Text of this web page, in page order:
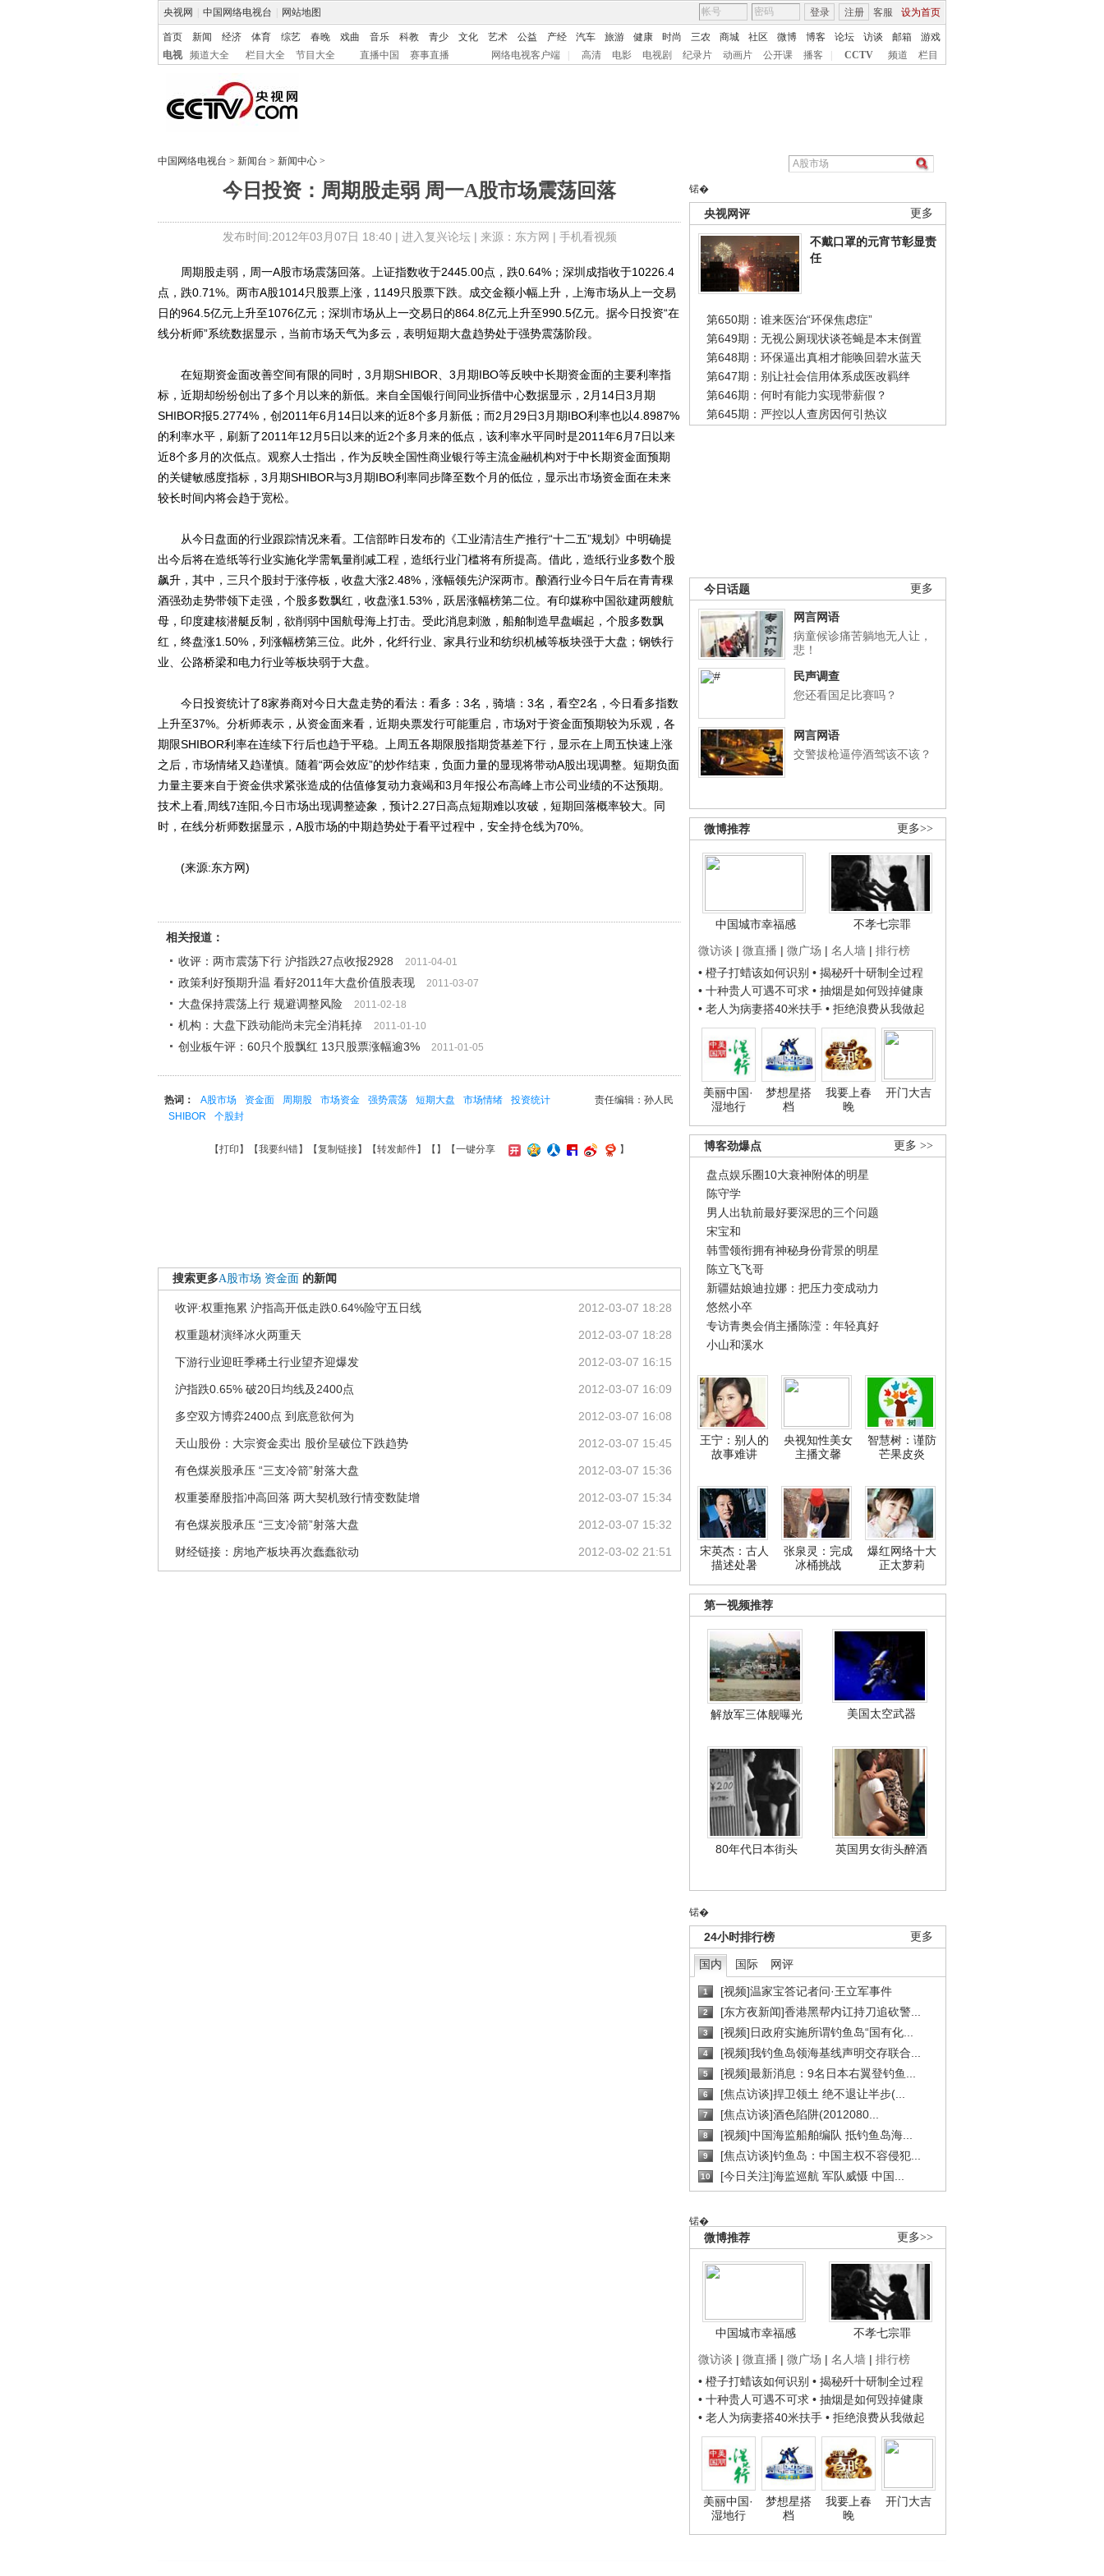
央视网 中国网络电视台 网站地图 客服 设为首页
登录 注册
首页 新闻 经济 体育 综艺 春晚 戏曲 音乐 科教 青少 文化 艺术 公益 产经 汽车 旅游 健康 时尚 三农 商城 社区 微博 博客 论坛 访谈 邮箱
游戏
电视
频道大全 栏目大全 节目大全 直播中国 赛事直播 网络电视客户端 高清 电影 电视剧 纪录片 动画片 公开课 播客 CCTV 频道 栏目
中国网络电视台 > 新闻台 > 新闻中心 >
今日投资：周期股走弱 周一A股市场震荡回落
发布时间:2012年03月07日 18:40 | 进入复兴论坛| 来源：东方网 | 手机看视频
锘�
更多
央视网评
不戴口罩的元宵节彰显责
任
第650期：谁来医治“环保焦虑症”
第649期：无视公厕现状谈苍蝇是本末倒置
第648期：环保逼出真相才能唤回碧水蓝天
第647期：别让社会信用体系成医改羁绊
第646期：何时有能力实现带薪假？
第645期：严控以人查房因何引热议
更多
今日话题
网言网语
病童候诊痛苦躺地无人让，
悲！
民声调查
您还看国足比赛吗？
网言网语
交警拔枪逼停酒驾该不该？
更多>>
微博推荐
中国城市幸福感
不孝七宗罪
微访谈 | 微直播 | 微广场 | 名人墙 | 排行榜
• 橙子打蜡该如何识别 • 揭秘歼十研制全过程
• 十种贵人可遇不可求 • 抽烟是如何毁掉健康
• 老人为病妻搭40米扶手 • 拒绝浪费从我做起
美丽中国·
湿地行
梦想星搭
档
我要上春
晚
开门大吉
更多 >>
博客劲爆点
盘点娱乐圈10大衰神附体的明星
陈守学
男人出轨前最好要深思的三个问题
宋宝和
韩雪领衔拥有神秘身份背景的明星
陈立飞飞哥
新疆姑娘迪拉娜：把压力变成动力
悠然小卒
专访青奥会俏主播陈滢：年轻真好
小山和溪水
王宁：别人的
故事难讲
央视知性美女
主播文馨
智慧树：谨防
芒果皮炎
宋英杰：古人
描述处暑
张泉灵：完成
冰桶挑战
爆红网络十大
正太萝莉
第一视频推荐
解放军三体舰曝光 美国太空武器
80年代日本街头 英国男女街头醉酒
锘�
更多
24小时排行榜
国内 国际 网评
1 [视频]温家宝答记者问·王立军事件
2 [东方夜新闻]香港黑帮内讧持刀追砍警...
3 [视频]日政府实施所谓钓鱼岛“国有化...
4 [视频]我钓鱼岛领海基线声明交存联合...
5 [视频]最新消息：9名日本右翼登钓鱼...
6 [焦点访谈]捍卫领土 绝不退让半步(...
7 [焦点访谈]酒色陷阱(2012080...
8 [视频]中国海监船舶编队 抵钓鱼岛海...
9 [焦点访谈]钓鱼岛：中国主权不容侵犯...
10 [今日关注]海监巡航 军队威慑 中国...
锘�
更多>>
微博推荐
中国城市幸福感
不孝七宗罪
微访谈 | 微直播 | 微广场 | 名人墙 | 排行榜
• 橙子打蜡该如何识别 • 揭秘歼十研制全过程
• 十种贵人可遇不可求 • 抽烟是如何毁掉健康
• 老人为病妻搭40米扶手 • 拒绝浪费从我做起
美丽中国·
湿地行
梦想星搭
档
我要上春
晚
开门大吉
周期股走弱，周一A股市场震荡回落。上证指数收于2445.00点，跌0.64%；深圳成指收于10226.4
点，跌0.71%。两市A股1014只股票上涨，1149只股票下跌。成交金额小幅上升，上海市场从上一交易
日的964.5亿元上升至1076亿元；深圳市场从上一交易日的864.8亿元上升至990.5亿元。据今日投资“在
线分析师”系统数据显示，当前市场天气为多云，表明短期大盘趋势处于强势震荡阶段。
在短期资金面改善空间有限的同时，3月期SHIBOR、3月期IBO等反映中长期资金面的主要利率指
标，近期却纷纷创出了多个月以来的新低。来自全国银行间同业拆借中心数据显示，2月14日3月期
SHIBOR报5.2774%，创2011年6月14日以来的近8个多月新低；而2月29日3月期IBO利率也以4.8987%
的利率水平，刷新了2011年12月5日以来的近2个多月来的低点，该利率水平同时是2011年6月7日以来
近8个多月的次低点。观察人士指出，作为反映全国性商业银行等主流金融机构对于中长期资金面预期
的关键敏感度指标，3月期SHIBOR与3月期IBO利率同步降至数个月的低位，显示出市场资金面在未来
较长时间内将会趋于宽松。
从今日盘面的行业跟踪情况来看。工信部昨日发布的《工业清洁生产推行“十二五”规划》中明确提
出今后将在造纸等行业实施化学需氧量削减工程，造纸行业门槛将有所提高。借此，造纸行业多数个股
飙升，其中，三只个股封于涨停板，收盘大涨2.48%，涨幅领先沪深两市。酿酒行业今日午后在青青稞
酒强劲走势带领下走强，个股多数飘红，收盘涨1.53%，跃居涨幅榜第二位。有印媒称中国欲建两艘航
母，印度建核潜艇反制，欲削弱中国航母海上打击。受此消息刺激，船舶制造早盘崛起，个股多数飘
红，终盘涨1.50%，列涨幅榜第三位。此外，化纤行业、家具行业和纺织机械等板块强于大盘；钢铁行
业、公路桥梁和电力行业等板块弱于大盘。
今日投资统计了8家券商对今日大盘走势的看法：看多：3名，骑墙：3名，看空2名，今日看多指数
上升至37%。分析师表示，从资金面来看，近期央票发行可能重启，市场对于资金面预期较为乐观，各
期限SHIBOR利率在连续下行后也趋于平稳。上周五各期限股指期货基差下行，显示在上周五快速上涨
之后，市场情绪又趋谨慎。随着“两会效应”的炒作结束，负面力量的显现将带动A股出现调整。短期负面
力量主要来自于资金供求紧张造成的估值修复动力衰竭和3月年报公布高峰上市公司业绩的不达预期。
技术上看,周线7连阳,今日市场出现调整迹象，预计2.27日高点短期难以攻破，短期回落概率较大。同
时，在线分析师数据显示，A股市场的中期趋势处于看平过程中，安全持仓线为70%。
(来源:东方网)
相关报道：
收评：两市震荡下行 沪指跌27点收报2928
2011-04-01
政策利好预期升温 看好2011年大盘价值股表现 2011-03-07
大盘保持震荡上行 规避调整风险 2011-02-18
机构：大盘下跌动能尚未完全消耗掉 2011-01-10
创业板午评：60只个股飘红 13只股票涨幅逾3% 2011-01-05
责任编辑：孙人民
热词： A股市场 资金面 周期股 市场资金 强势震荡 短期大盘 市场情绪
投资统计
SHIBOR
个股封
【打印 】【我要纠错】【复制链接】【转发邮件】【 】 【一键分享 】
搜索更多A股市场 资金面 的新闻
2012-03-07 18:28
收评:权重拖累 沪指高开低走跌0.64%险守五日线
2012-03-07 18:28
权重题材演绎冰火两重天
2012-03-07 16:15
下游行业迎旺季稀土行业望齐迎爆发
2012-03-07 16:09
沪指跌0.65% 破20日均线及2400点
2012-03-07 16:08
多空双方博弈2400点 到底意欲何为
2012-03-07 15:45
天山股份：大宗资金卖出 股价呈破位下跌趋势
2012-03-07 15:36
有色煤炭股承压 “三支冷箭”射落大盘
2012-03-07 15:34
权重萎靡股指冲高回落 两大契机致行情变数陡增
2012-03-07 15:32
有色煤炭股承压 “三支冷箭”射落大盘
2012-03-02 21:51
财经链接：房地产板块再次蠢蠢欲动